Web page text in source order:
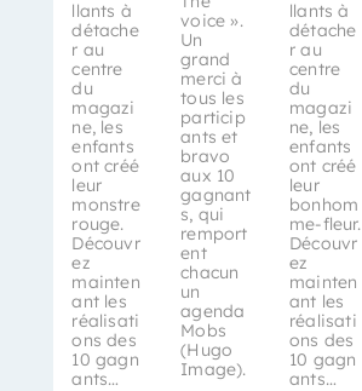
llants à
détache
r au
centre
du
magazi
ne, les
enfants
ont créé
leur
monstre
rouge.
Découvr
ez
mainten
ant les
réalisati
ons des
10 gagn
ants…
voice ».
Un
grand
merci à
tous les
particip
ants et
bravo
aux 10
gagnant
s, qui
remport
ent
chacun
un
agenda
Mobs
(Hugo
Image).
llants à
détache
r au
centre
du
magazi
ne, les
enfants
ont créé
leur
bonhom
me-fleur.
Découvr
ez
mainten
ant les
réalisati
ons des
10 gagn
ants…